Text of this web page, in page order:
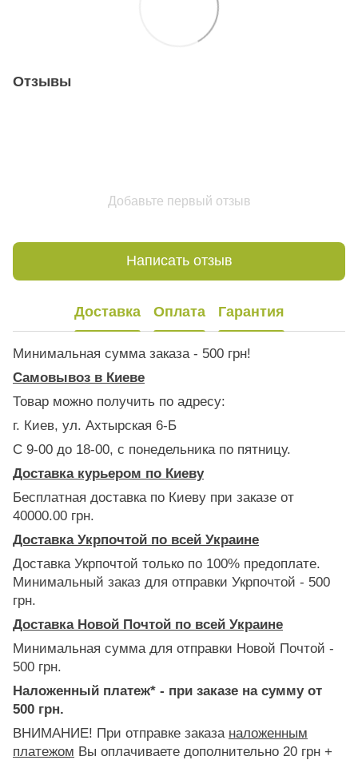
Отзывы
Добавьте первый отзыв
Написать отзыв
Доставка Оплата Гарантия
Минимальная сумма заказа - 500 грн!
Самовывоз в Киеве
Товар можно получить по адресу:
г. Киев, ул. Ахтырская 6-Б
С 9-00 до 18-00, с понедельника по пятницу.
Доставка курьером по Киеву
Бесплатная доставка по Киеву при заказе от
40000.00 грн.
Доставка Укрпочтой по всей Украине
Доставка Укрпочтой только по 100% предоплате.
Минимальный заказ для отправки Укрпочтой - 500
грн.
Доставка Новой Почтой по всей Украине
Минимальная сумма для отправки Новой Почтой -
500 грн.
Наложенный платеж* - при заказе на сумму от
500 грн.
ВНИМАНИЕ! При отправке заказа наложенным
платежом Вы оплачиваете дополнительно 20 грн +